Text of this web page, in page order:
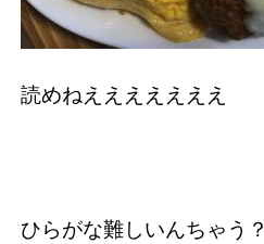
読めねえええええええ
ひらがな難しいんちゃう？